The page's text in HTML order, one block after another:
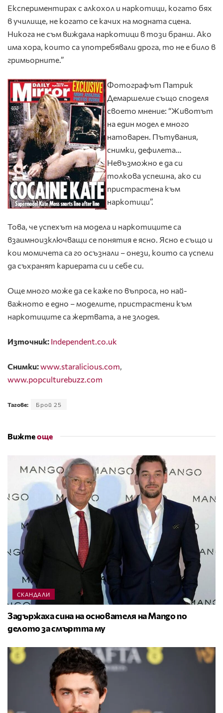
Експериментирах с алкохол и наркотици, когато бях
в училище, не когато се качих на модната сцена.
Никога не съм виждала наркотици в този бранш. Ако
има хора, които са употребявали дрога, то не е било в
гримьорните.”
Фотографът Патрик
Демаршелие също споделя
своето мнение: “Животът
на един модел е много
натоварен. Пътувания,
снимки, дефилета…
Невъзможно е да си
толкова успешна, ако си
пристрастена към
наркотици”.
Това, че успехът на модела и наркотиците са
взаимноизключващи се понятия е ясно. Ясно е също и
кои момичета са го осъзнали – онези, които са успели
да съхранят кариерата си и себе си.
Още много може да се каже по въпроса, но най-
важното е едно – моделите, пристрастени към
наркотиците са жертвата, а не злодея.
Източник: Independent.co.uk
Снимки:www.staralicious.com,
www.popculturebuzz.com
Тагове: Брой 25
Вижтеоще
СКАНДАЛИ
Задържаха сина на основателя на Mango по
делото за смъртта му